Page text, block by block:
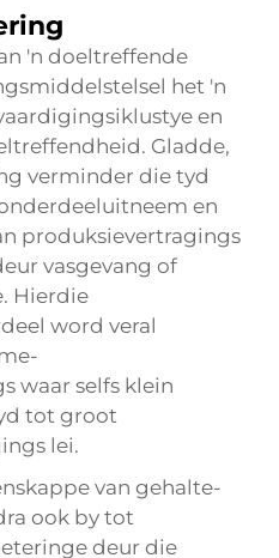
'n doeltreffende
het 'n
en
Gladde,
verminder die tyd
en
produksievertragings
vasgevang of
Hierdie
word veral
waar selfs klein
tot groot
lei.
van gehalte-
ook by tot
deur die